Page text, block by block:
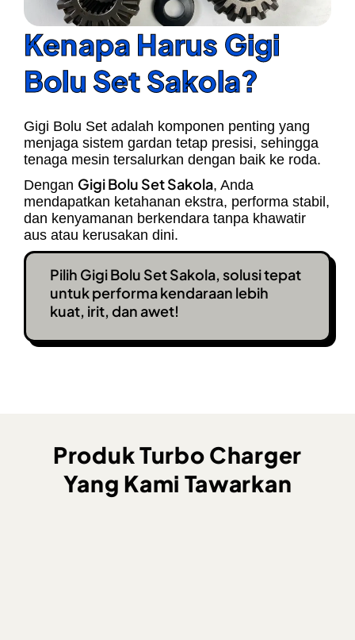
Kenapa Harus Gigi
Bolu Set Sakola?
Gigi Bolu Set adalah komponen penting yang
menjaga sistem gardan tetap presisi, sehingga
tenaga mesin tersalurkan dengan baik ke roda.
Dengan Gigi Bolu Set Sakola, Anda
mendapatkan ketahanan ekstra, performa stabil,
dan kenyamanan berkendara tanpa khawatir
aus atau kerusakan dini.
Pilih Gigi Bolu Set Sakola, solusi tepat
untuk performa kendaraan lebih
kuat, irit, dan awet!
Produk Turbo Charger
Yang Kami Tawarkan